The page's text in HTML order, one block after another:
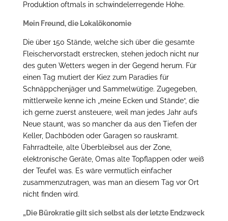
Produktion oftmals in schwindelerregende Höhe.
Mein Freund, die Lokalökonomie
Die über 150 Stände, welche sich über die gesamte
Fleischervorstadt erstrecken, stehen jedoch nicht nur
des guten Wetters wegen in der Gegend herum. Für
einen Tag mutiert der Kiez zum Paradies für
Schnäppchenjäger und Sammelwütige. Zugegeben,
mittlerweile kenne ich „meine Ecken und Stände“, die
ich gerne zuerst ansteuere, weil man jedes Jahr aufs
Neue staunt, was so mancher da aus den Tiefen der
Keller, Dachböden oder Garagen so rauskramt.
Fahrradteile, alte Überbleibsel aus der Zone,
elektronische Geräte, Omas alte Topflappen oder weiß
der Teufel was. Es wäre vermutlich einfacher
zusammenzutragen, was man an diesem Tag vor Ort
nicht finden wird.
„Die Bürokratie gilt sich selbst als der letzte Endzweck